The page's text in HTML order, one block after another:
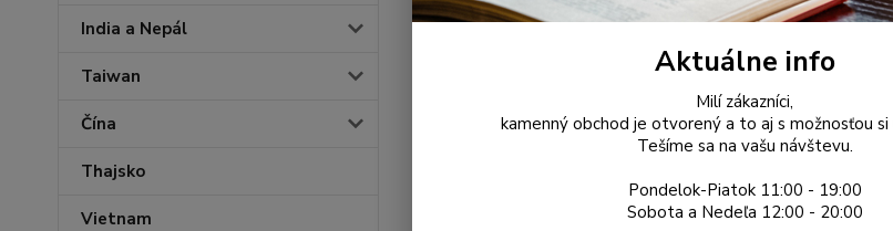
India a Nepál
Taiwan
Čína
Thajsko
Vietnam
Aktuálne info
Milí zákazníci,
kamenný obchod je otvorený a to aj s možnosťou si
Tešíme sa na vašu návštevu.
Pondelok-Piatok 11:00 - 19:00
Sobota a Nedeľa 12:00 - 20:00